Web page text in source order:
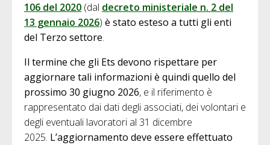
106 del 2020 (dal decreto ministeriale n. 2 del
13 gennaio 2026) è stato esteso a tutti gli enti
del Terzo settore.
Il termine che gli Ets devono rispettare per
aggiornare tali informazioni è quindi quello del
prossimo 30 giugno 2026, e il riferimento è
rappresentato dai dati degli associati, dei volontari e
degli eventuali lavoratori al 31 dicembre
2025. L’aggiornamento deve essere effettuato